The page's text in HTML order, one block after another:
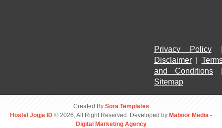
Privacy Policy
Disclaimer |
and Conditions
Sitemap
Created By Sora Templates
Hostel Jogja ID © 2026, All Right Reserved. Developed by Maboor Media -
Digital Marketing Agency